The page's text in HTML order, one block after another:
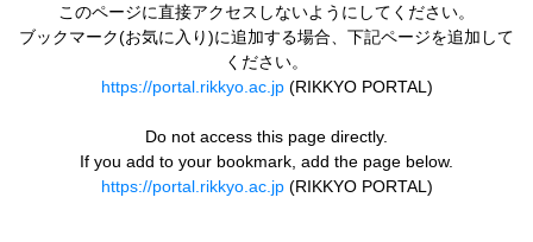
このページに直接アクセスしないようにしてください。
ブックマーク(お気に入り)に追加する場合、下記ページを追加して
ください。
https://portal.rikkyo.ac.jp(RIKKYO PORTAL)
Do not access this page directly.
If you add to your bookmark, add the page below.
https://portal.rikkyo.ac.jp(RIKKYO PORTAL)